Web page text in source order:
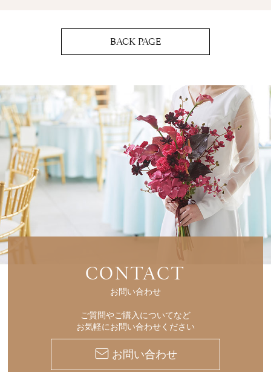
BACK PAGE
CONTACT
お問い合わせ
ご質問やご購入についてなど
お気軽にお問い合わせください
お問い合わせ